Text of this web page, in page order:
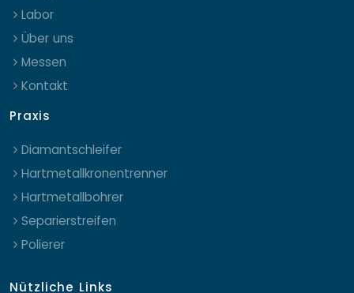
Labor
Über uns
Messen
Kontakt
Praxis
Diamantschleifer
Hartmetallkronentrenner
Hartmetallbohrer
Separierstreifen
Polierer
Nützliche Links